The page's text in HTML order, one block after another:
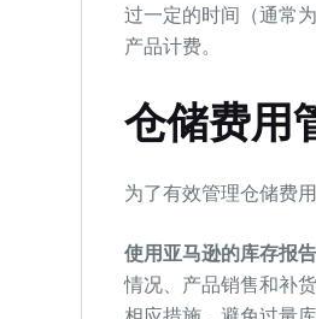
过一定的时间（通常
产品计费。
仓储费用
为了有效管理仓储费
使用亚马逊的库存报
情况、产品销售和补